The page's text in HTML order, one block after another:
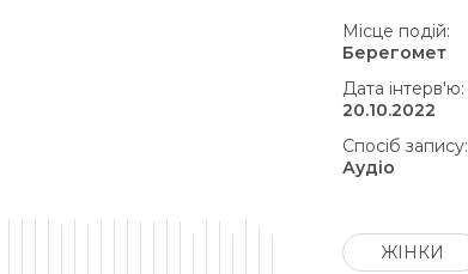
Місце подій:
Берегомет
Дата інтерв'ю:
20.10.2022
Спосіб запису:
Аудіо
ЖІНКИ